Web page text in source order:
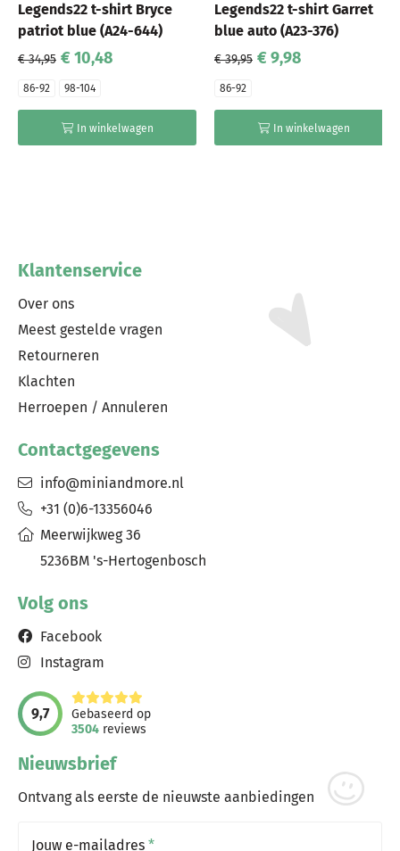
Legends22 t-shirt Bryce
patriot blue (A24-644)
€ 34,95 € 10,48
86-92 98-104
In winkelwagen
Legends22 t-shirt Garret
blue auto (A23-376)
€ 39,95 € 9,98
86-92
In winkelwagen
Klantenservice
Over ons
Meest gestelde vragen
Retourneren
Klachten
Herroepen / Annuleren
Contactgegevens
info@miniandmore.nl
+31 (0)6-13356046
Meerwijkweg 36
5236BM 's-Hertogenbosch
Volg ons
Facebook
Instagram
9,7
Gebaseerd op
3504 reviews
Nieuwsbrief
Ontvang als eerste de nieuwste aanbiedingen
Jouw e-mailadres *